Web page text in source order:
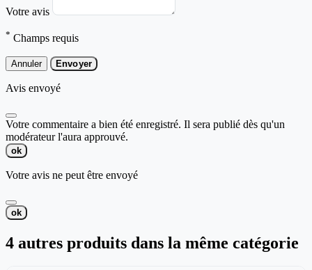
Votre avis
* Champs requis
Annuler Envoyer
Avis envoyé
Votre commentaire a bien été enregistré. Il sera publié dès qu'un
modérateur l'aura approuvé.
ok
Votre avis ne peut être envoyé
ok
4 autres produits dans la même catégorie